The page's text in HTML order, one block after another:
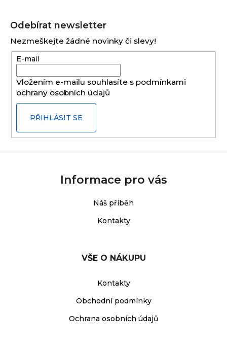
Odebírat newsletter
Nezmeškejte žádné novinky či slevy!
E-mail
Vložením e-mailu souhlasíte s podmínkami
ochrany osobních údajů
PŘIHLÁSIT SE
Informace pro vás
Náš příběh
Kontakty
VŠE O NÁKUPU
Kontakty
Obchodní podmínky
Ochrana osobních údajů